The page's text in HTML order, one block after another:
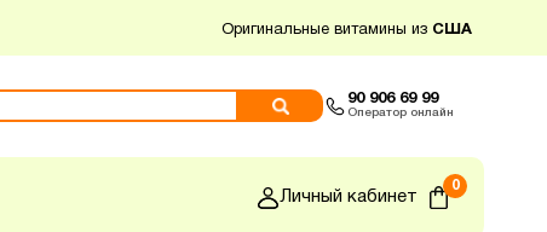
Оригинальные витамины из США
90 906 69 99
Оператор онлайн
Личный кабинет
0